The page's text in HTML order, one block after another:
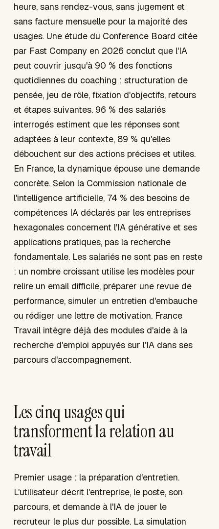
heure, sans rendez-vous, sans jugement et
sans facture mensuelle pour la majorité des
usages. Une étude du Conference Board citée
par Fast Company en 2026 conclut que l'IA
peut couvrir jusqu'à 90 % des fonctions
quotidiennes du coaching : structuration de
pensée, jeu de rôle, fixation d'objectifs, retours
et étapes suivantes. 96 % des salariés
interrogés estiment que les réponses sont
adaptées à leur contexte, 89 % qu'elles
débouchent sur des actions précises et utiles.
En France, la dynamique épouse une demande
concrète. Selon la Commission nationale de
l'intelligence artificielle, 74 % des besoins de
compétences IA déclarés par les entreprises
hexagonales concernent l'IA générative et ses
applications pratiques, pas la recherche
fondamentale. Les salariés ne sont pas en reste
: un nombre croissant utilise les modèles pour
relire un email difficile, préparer une revue de
performance, simuler un entretien d'embauche
ou rédiger une lettre de motivation. France
Travail intègre déjà des modules d'aide à la
recherche d'emploi appuyés sur l'IA dans ses
parcours d'accompagnement.
Les cinq usages qui
transforment la relation au
travail
Premier usage : la préparation d'entretien.
L'utilisateur décrit l'entreprise, le poste, son
parcours, et demande à l'IA de jouer le
recruteur le plus dur possible. La simulation